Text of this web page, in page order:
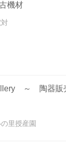
機材
～ 陶器販
里授産園